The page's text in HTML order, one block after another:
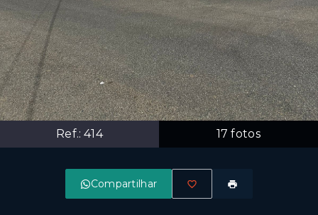
Ref.:414 17 fotos
Compartilhar